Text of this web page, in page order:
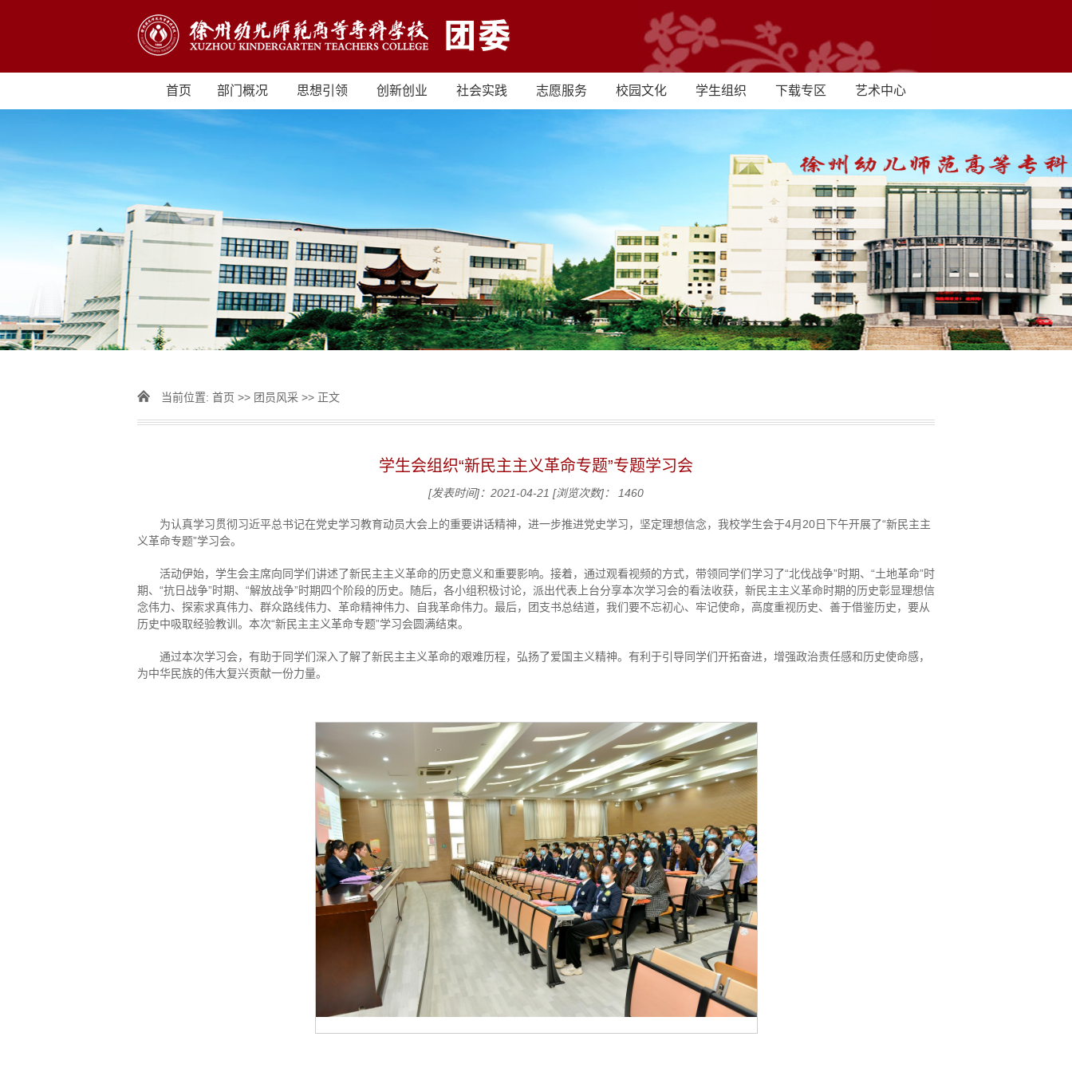
首页 部门概况 思想引领 创新创业 社会实践 志愿服务 校园文化 学生组织 下载专区 艺术中心
当前位置: 首页 >> 团员风采 >> 正文
学生会组织“新民主主义革命专题”专题学习会
[发表时间]：2021-04-21 [浏览次数]： 1460
为认真学习贯彻习近平总书记在党史学习教育动员大会上的重要讲话精神，进一步推进党史学习，坚定理想信念，我校学生会于4月20日下午开展了“新民主主
义革命专题”学习会。
活动伊始，学生会主席向同学们讲述了新民主主义革命的历史意义和重要影响。接着，通过观看视频的方式，带领同学们学习了“北伐战争”时期、“土地革命”时
期、“抗日战争”时期、“解放战争”时期四个阶段的历史。随后，各小组积极讨论，派出代表上台分享本次学习会的看法收获，新民主主义革命时期的历史彰显理想信
念伟力、探索求真伟力、群众路线伟力、革命精神伟力、自我革命伟力。最后，团支书总结道，我们要不忘初心、牢记使命，高度重视历史、善于借鉴历史，要从
历史中吸取经验教训。本次“新民主主义革命专题”学习会圆满结束。
通过本次学习会，有助于同学们深入了解了新民主主义革命的艰难历程，弘扬了爱国主义精神。有利于引导同学们开拓奋进，增强政治责任感和历史使命感，
为中华民族的伟大复兴贡献一份力量。